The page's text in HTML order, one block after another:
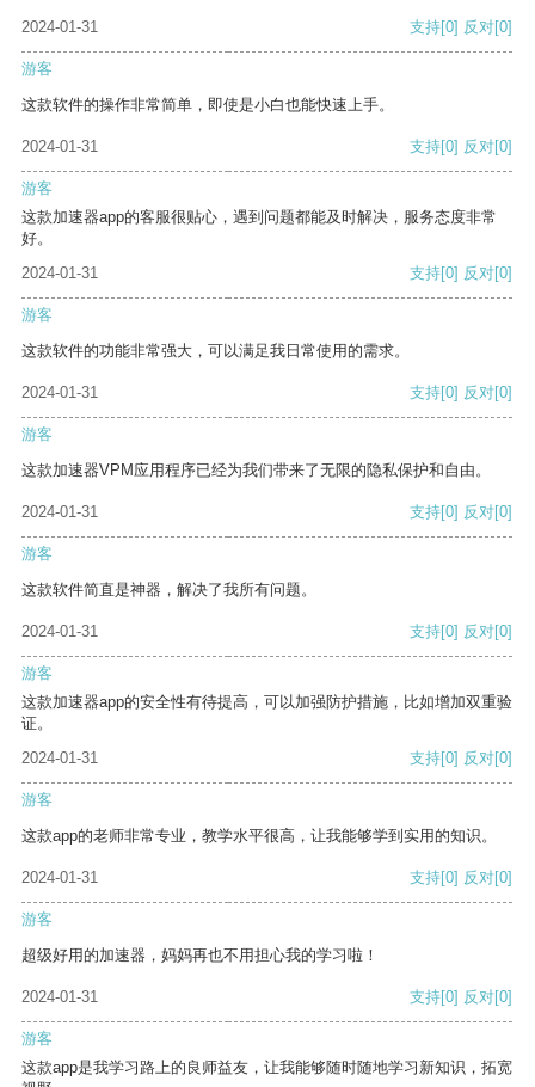
2024-01-31 支持[0] 反对[0]
游客
这款软件的操作非常简单，即使是小白也能快速上手。
2024-01-31 支持[0] 反对[0]
游客
这款加速器app的客服很贴心，遇到问题都能及时解决，服务态度非常
好。
2024-01-31
支持[0] 反对[0]
游客
这款软件的功能非常强大，可以满足我日常使用的需求。
2024-01-31 支持[0] 反对[0]
游客
这款加速器VPM应用程序已经为我们带来了无限的隐私保护和自由。
2024-01-31 支持[0] 反对[0]
游客
这款软件简直是神器，解决了我所有问题。
2024-01-31 支持[0] 反对[0]
游客
这款加速器app的安全性有待提高，可以加强防护措施，比如增加双重验
证。
2024-01-31
支持[0] 反对[0]
游客
这款app的老师非常专业，教学水平很高，让我能够学到实用的知识。
2024-01-31 支持[0] 反对[0]
游客
超级好用的加速器，妈妈再也不用担心我的学习啦！
2024-01-31 支持[0] 反对[0]
游客
这款app是我学习路上的良师益友，让我能够随时随地学习新知识，拓宽